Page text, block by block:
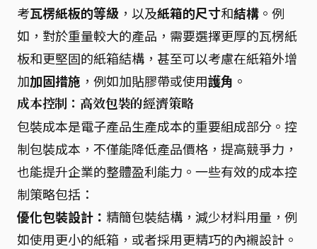
考瓦楞紙板的等級 ，以及紙箱的尺寸和結構 。例
如，對於重量較大的產品，需要選擇更厚的瓦楞紙
板和更堅固的紙箱結構，甚至可以考慮在紙箱外增
加加固措施 ，例如加貼膠帶或使用護角 。
成本控制：高效包裝的經濟策略
包裝成本是電子產品生產成本的重要組成部分。控
制包裝成本，不僅能降低產品價格，提高競爭力，
也能提升企業的整體盈利能力。一些有效的成本控
制策略包括：
優化包裝設計： 精簡包裝結構，減少材料用量，例
如使用更小的紙箱，或者採用更精巧的內襯設計。